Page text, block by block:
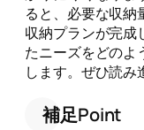
ると、必要な収納
収納プランが完成
たニーズをどのよ
します。ぜひ読み
補足Point